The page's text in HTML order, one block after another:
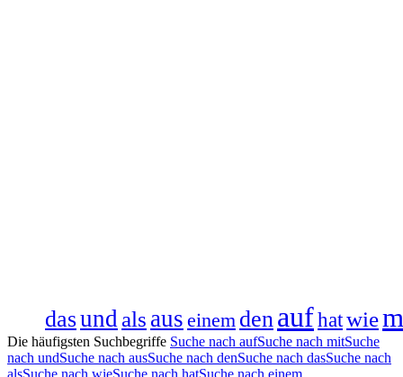
dasund als aus einem den aufhatwie
Die häufigsten Suchbegriffe Suche nach aufSuche nach mitSuche
nach undSuche nach ausSuche nach denSuche nach dasSuche nach
alsSuche nach wieSuche nach hatSuche nach einem